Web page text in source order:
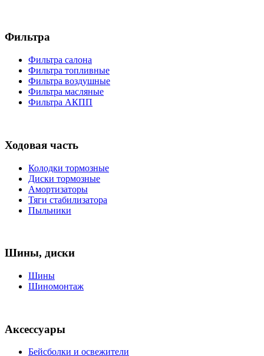
Фильтра
Фильтра салона
Фильтра топливные
Фильтра воздушные
Фильтра масляные
Фильтра АКПП
Ходовая часть
Колодки тормозные
Диски тормозные
Амортизаторы
Тяги стабилизатора
Пыльники
Шины, диски
Шины
Шиномонтаж
Аксессуары
Бейсболки и освежители